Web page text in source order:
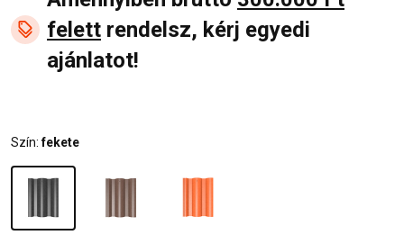
felett rendelsz, kérj egyedi
ajánlatot!
Szín:fekete